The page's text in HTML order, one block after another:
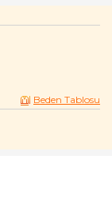
Beden Tablosu